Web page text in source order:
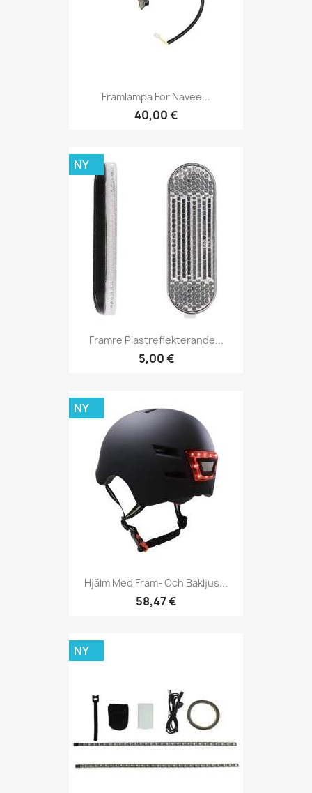
Framlampa For Navee...
40,00 €
Framre Plastreflekterande...
5,00 €
NY
Hjälm Med Fram- Och Bakljus...
58,47 €
NY
NY